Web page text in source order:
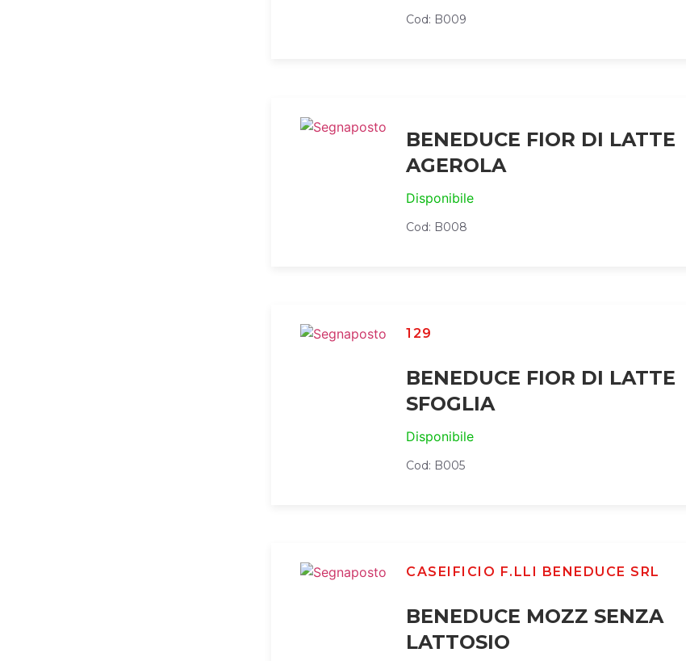
Cod: B009
BENEDUCE FIOR DI LATTE
AGEROLA
Disponibile
Cod: B008
129
BENEDUCE FIOR DI LATTE
SFOGLIA
Disponibile
Cod: B005
CASEIFICIO F.LLI BENEDUCE SRL
BENEDUCE MOZZ SENZA
LATTOSIO